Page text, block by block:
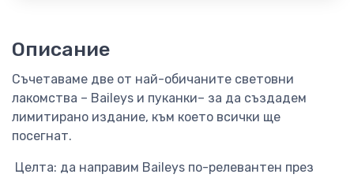
Описание
Съчетаваме две от най-обичаните световни
лакомства – Baileys и пуканки– за да създадем
лимитирано издание, към което всички ще
посегнат.
Целта: да направим Baileys по-релевантен през